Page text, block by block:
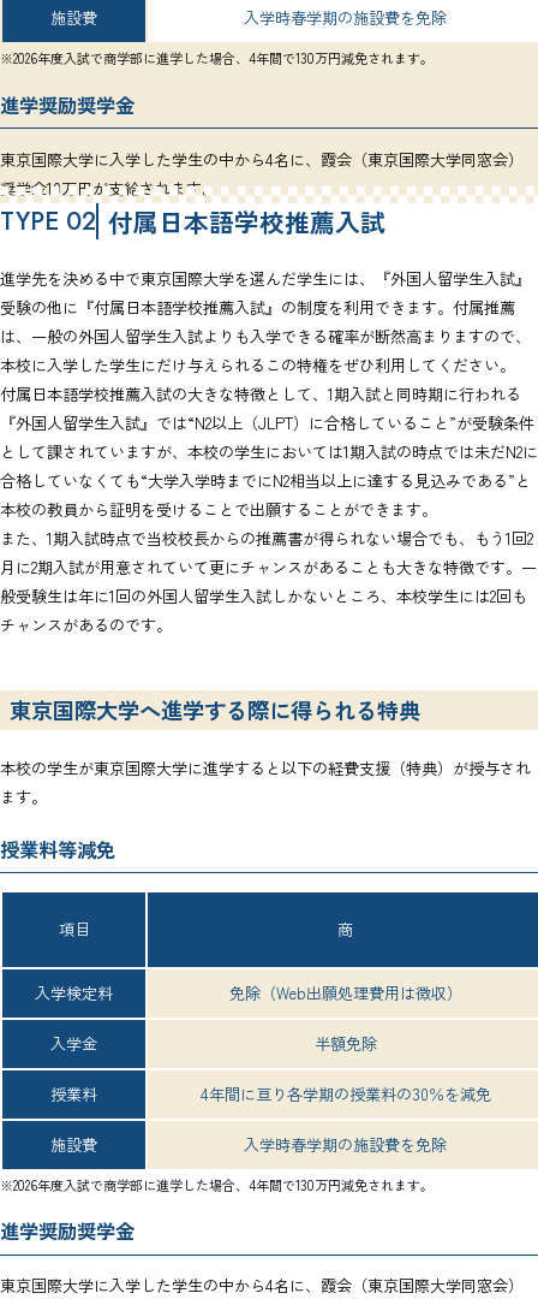
施設費 入学時春学期の施設費を免除
※2026年度入試で商学部に進学した場合、4年間で130万円減免されます。
進学奨励奨学金
東京国際大学に入学した学生の中から4名に、霞会（東京国際大学同窓会）
奨学金10万円が支給されます。
TYPE 02 付属日本語学校推薦入試
進学先を決める中で東京国際大学を選んだ学生には、『外国人留学生入試』
受験の他に『付属日本語学校推薦入試』の制度を利用できます。付属推薦
は、一般の外国人留学生入試よりも入学できる確率が断然高まりますので、
本校に入学した学生にだけ与えられるこの特権をぜひ利用してください。
付属日本語学校推薦入試の大きな特徴として、1期入試と同時期に行われる
『外国人留学生入試』では“N2以上（JLPT）に合格していること”が受験条件
として課されていますが、本校の学生においては1期入試の時点では未だN2に
合格していなくても“大学入学時までにN2相当以上に達する見込みである”と
本校の教員から証明を受けることで出願することができます。
また、1期入試時点で当校校長からの推薦書が得られない場合でも、もう1回2
月に2期入試が用意されていて更にチャンスがあることも大きな特徴です。一
般受験生は年に1回の外国人留学生入試しかないところ、本校学生には2回も
チャンスがあるのです。
東京国際大学へ進学する際に得られる特典
本校の学生が東京国際大学に進学すると以下の経費支援（特典）が授与され
ます。
授業料等減免
項目 商
入学検定料 免除（Web出願処理費用は徴収）
入学金 半額免除
授業料 4年間に亘り各学期の授業料の30％を減免
施設費 入学時春学期の施設費を免除
※2026年度入試で商学部に進学した場合、4年間で130万円減免されます。
進学奨励奨学金
東京国際大学に入学した学生の中から4名に、霞会（東京国際大学同窓会）